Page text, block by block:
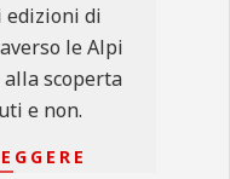
edizioni di
le Alpi
scoperta
e non.